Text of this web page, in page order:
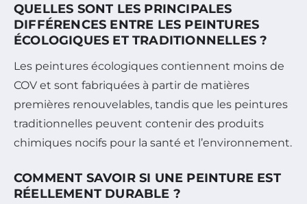
QUELLES SONT LES PRINCIPALES
DIFFÉRENCES ENTRE LES PEINTURES
ÉCOLOGIQUES ET TRADITIONNELLES ?
Les peintures écologiques contiennent moins de
COV et sont fabriquées à partir de matières
premières renouvelables, tandis que les peintures
traditionnelles peuvent contenir des produits
chimiques nocifs pour la santé et l’environnement.
COMMENT SAVOIR SI UNE PEINTURE EST
RÉELLEMENT DURABLE ?